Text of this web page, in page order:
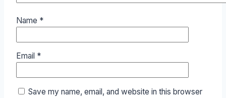
Name *
Email *
Save my name, email, and website in this browser